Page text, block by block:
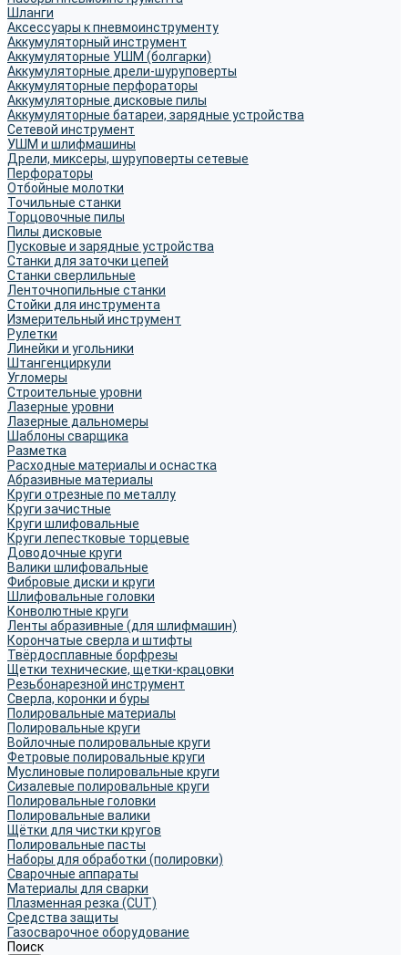
Шланги
Аксессуары к пневмоинструменту
Аккумуляторный инструмент
Аккумуляторные УШМ (болгарки)
Аккумуляторные дрели-шуруповерты
Аккумуляторные перфораторы
Аккумуляторные дисковые пилы
Аккумуляторные батареи, зарядные устройства
Сетевой инструмент
УШМ и шлифмашины
Дрели, миксеры, шуруповерты сетевые
Перфораторы
Отбойные молотки
Точильные станки
Торцовочные пилы
Пилы дисковые
Пусковые и зарядные устройства
Станки для заточки цепей
Станки сверлильные
Ленточнопильные станки
Стойки для инструмента
Измерительный инструмент
Рулетки
Линейки и угольники
Штангенциркули
Угломеры
Строительные уровни
Лазерные уровни
Лазерные дальномеры
Шаблоны сварщика
Разметка
Расходные материалы и оснастка
Абразивные материалы
Круги отрезные по металлу
Круги зачистные
Круги шлифовальные
Круги лепестковые торцевые
Доводочные круги
Валики шлифовальные
Фибровые диски и круги
Шлифовальные головки
Конволютные круги
Ленты абразивные (для шлифмашин)
Корончатые сверла и штифты
Твёрдосплавные борфрезы
Щетки технические, щетки-крацовки
Резьбонарезной инструмент
Сверла, коронки и буры
Полировальные материалы
Полировальные круги
Войлочные полировальные круги
Фетровые полировальные круги
Муслиновые полировальные круги
Cизалевые полировальные круги
Полировальные головки
Полировальные валики
Щётки для чистки кругов
Полировальные пасты
Наборы для обработки (полировки)
Сварочные аппараты
Материалы для сварки
Плазменная резка (CUT)
Средства защиты
Газосварочное оборудование
Поиск